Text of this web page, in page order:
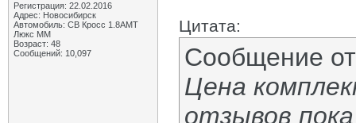
Регистрация: 22.02.2016
Адрес: Новосибирск
Автомобиль: СВ Кросс 1.8АМТ
Люкс ММ
Возраст: 48
Сообщений: 10,097
Цитата:
Сообщение
Цена
отзывов